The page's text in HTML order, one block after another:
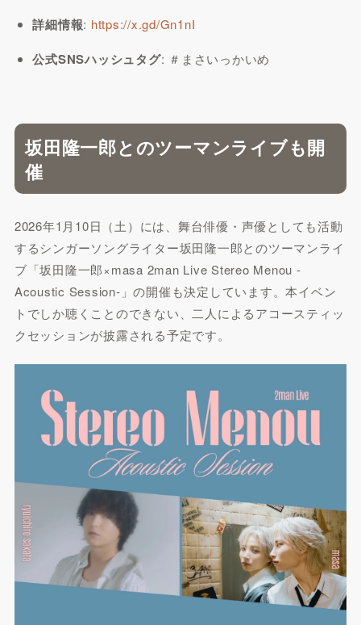
詳細情報: https://x.gd/Gn1nI
公式SNSハッシュタグ: ＃まさいっかいめ
坂田隆一郎とのツーマンライブも開
催
2026年1月10日（土）には、舞台俳優・声優としても活動
するシンガーソングライター坂田隆一郎とのツーマンライ
ブ「坂田隆一郎×masa 2man Live Stereo Menou -
Acoustic Session-」の開催も決定しています。本イベン
トでしか聴くことのできない、二人によるアコースティッ
クセッションが披露される予定です。